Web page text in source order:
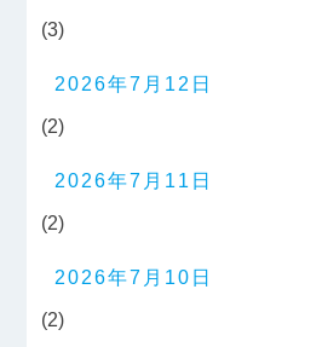
(3)
2026年7月12日
(2)
2026年7月11日
(2)
2026年7月10日
(2)